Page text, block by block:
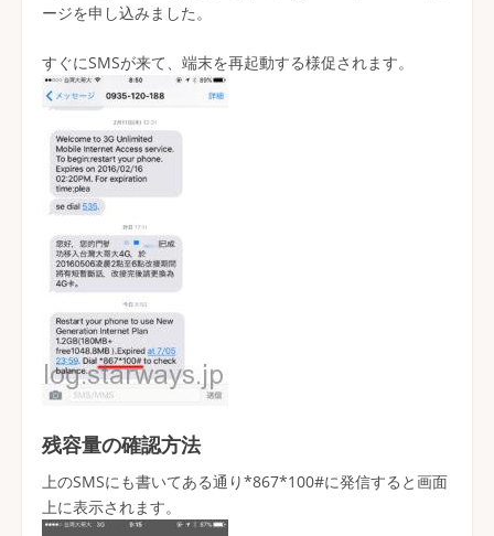
ージを申し込みました。
すぐにSMSが来て、端末を再起動する様促されます。
残容量の確認方法
上のSMSにも書いてある通り*867*100#に発信すると画面
上に表示されます。